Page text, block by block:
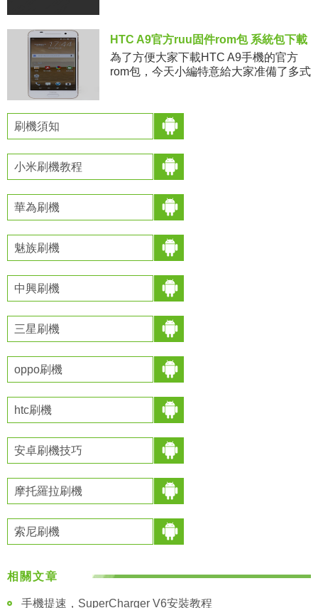
HTC A9官方ruu固件rom包 系統包下載
為了方便大家下載HTC A9手機的官方
rom包，今天小編特意給大家准備了多式
見的ruu包了，這個手機
刷機須知
小米刷機教程
華為刷機
魅族刷機
中興刷機
三星刷機
oppo刷機
htc刷機
安卓刷機技巧
摩托羅拉刷機
索尼刷機
相關文章
手機提速，SuperCharger V6安裝教程